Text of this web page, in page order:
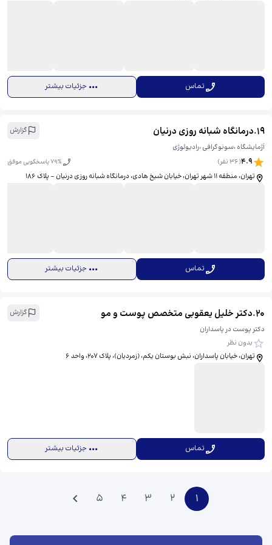
تماس جزئیات بیشتر
19
.درمانگاه شبانه روزی درنیان
گزارش
آژمایشگاه ،سونوگرافی ،رادیولوژی
4.9
(
36نفر) 79% پاسخگویی موفق
تهران، منطقه ۱۱ شهر تهران، خیابان شیخ هادی، ​درمانگاه شبانه روزی درنیان - پلاک 186
تماس جزئیات بیشتر
20
.دکتر خلیل یعقوبی متخصص پوست و مو
گزارش
دکتر پوست در پاسداران
بدون نظر
تهران، خیابان پاسداران، نبش بوستان یکم، (زمردیان)، پلاک 207، واحد 6
تماس جزئیات بیشتر
1
2
3
4
5